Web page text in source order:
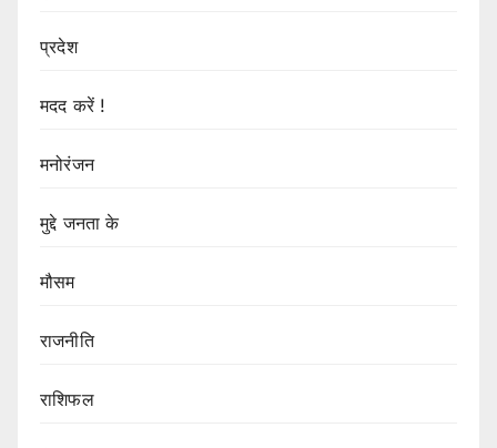
प्रदेश
मदद करें !
मनोरंजन
मुद्दे जनता के
मौसम
राजनीति
राशिफल